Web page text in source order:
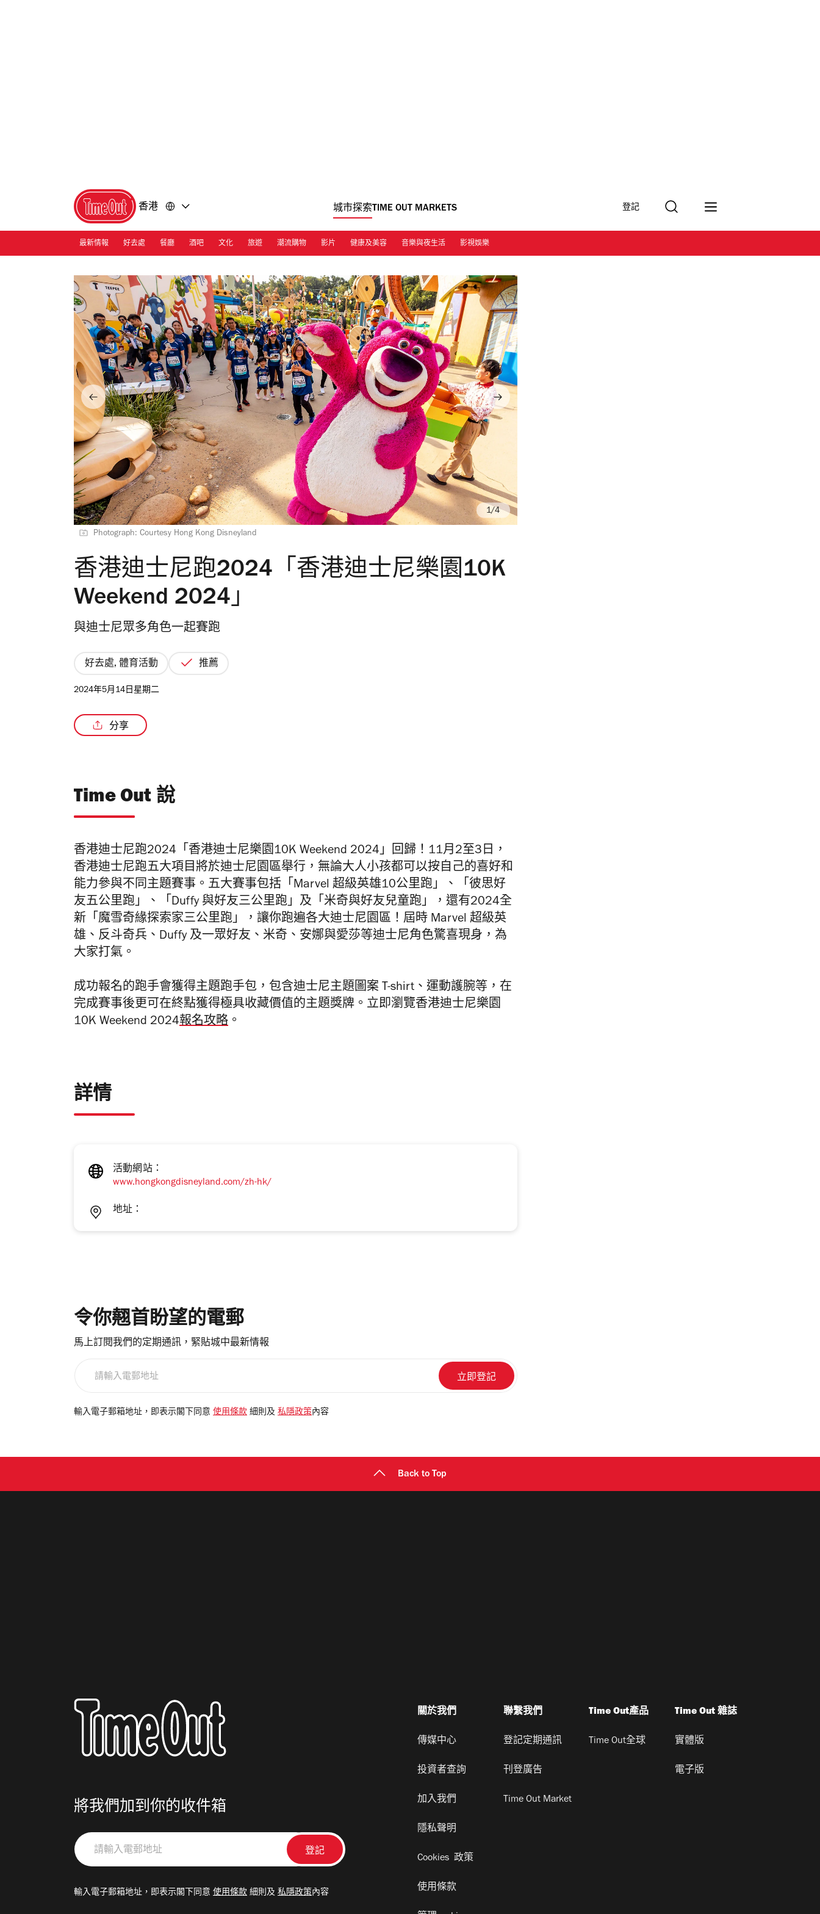
香港 城市探索TIME OUT MARKETS 登記
最新情報 好去處 餐廳 酒吧 文化 旅遊 潮流購物 影片 健康及美容 音樂與夜生活 影視娛樂
Photograph: Courtesy Hong Kong Disneyland
/4
香港迪士尼跑2024「香港迪士尼樂園10K
Weekend 2024」
與迪士尼眾多角色一起賽跑
好去處, 體育活動 推薦
2024年5月14日星期二
分享
Time Out 說
香港迪士尼跑2024「香港迪士尼樂園10K Weekend 2024」回歸！11月2至3日，
香港迪士尼跑五大項目將於迪士尼園區舉行，無論大人小孩都可以按自己的喜好和
能力參與不同主題賽事。五大賽事包括 「Marvel 超級英雄10公里跑」、
「彼思好
友五公里跑」、
「Duffy 與好友三公里跑」及 「米奇與好友兒童跑」，還有2024全
新「魔雪奇緣探索家三公里跑」，讓你跑遍各大迪士尼園區！屆時 Marvel 超級英
雄、反斗奇兵、Duffy 及一眾好友、米奇、安娜與愛莎等迪士尼角色驚喜現身，為
大家打氣。
成功報名的跑手會獲得主題跑手包，包含迪士尼主題圖案 T-shirt、運動護腕等，在
完成賽事後更可在終點獲得極具收藏價值的主題獎牌。立即瀏覽香港迪士尼樂園
10K Weekend 2024報名攻略 。
詳情
活動網站：
www.hongkongdisneyland.com/zh-hk/
地址：
令你翹首盼望的電郵
馬上訂閱我們的定期通訊，緊貼城中最新情報
電
輸入電子郵箱地址，即表示閣下同意 使用條款 細則及 私隱政策 內容
Back to Top
將我們加到你的收件箱
請
輸
郵
輸入電子郵箱地址，即表示閣下同意 使用條款 細則及 私隱政策內容
關於我們
傳媒中心
投資者查詢
加入我們
隱私聲明
Cookies 政策
使用條款
聯繫我們
登記定期通訊
刊登廣告
Time Out Market
Time Out產品
Time Out全球
Time Out 雜誌
實體版
電子版